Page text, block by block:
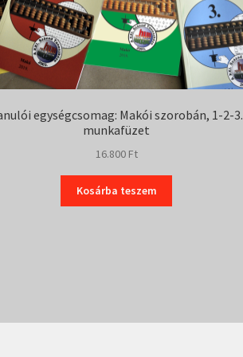
egységcsomag: Makói szorobán, 1-2-3.
munkafüzet
16.800 Ft
Kosárba teszem